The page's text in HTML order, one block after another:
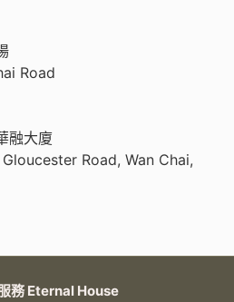
Road
融大廈
Road, Wan Chai,
務 Eternal House